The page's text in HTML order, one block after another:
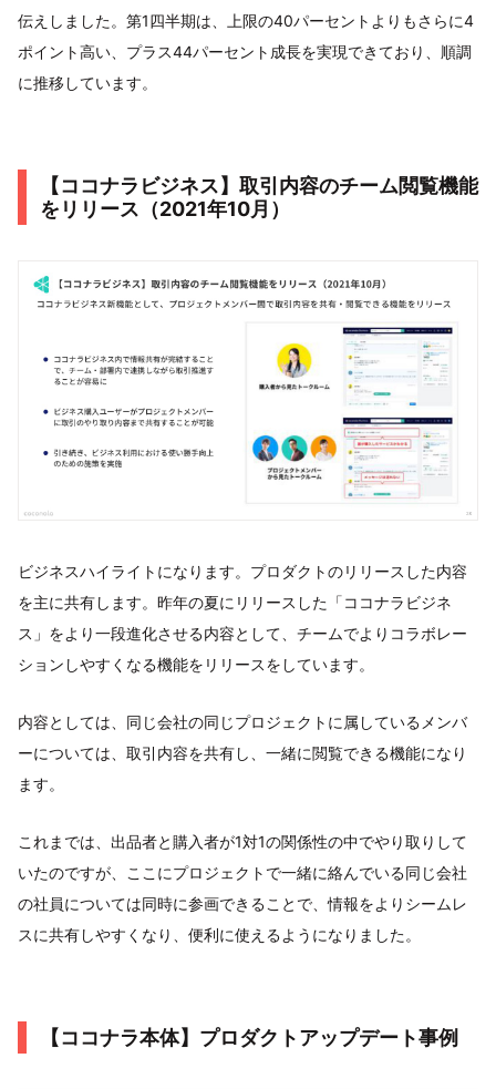
伝えしました。第1四半期は、上限の40パーセントよりもさらに4
ポイント高い、プラス44パーセント成長を実現できており、順調
に推移しています。
【ココナラビジネス】取引内容のチーム閲覧機能
をリリース（2021年10月）
ビジネスハイライトになります。プロダクトのリリースした内容
を主に共有します。昨年の夏にリリースした「ココナラビジネ
ス」をより一段進化させる内容として、チームでよりコラボレー
ションしやすくなる機能をリリースをしています。
内容としては、同じ会社の同じプロジェクトに属しているメンバ
ーについては、取引内容を共有し、一緒に閲覧できる機能になり
ます。
これまでは、出品者と購入者が1対1の関係性の中でやり取りして
いたのですが、ここにプロジェクトで一緒に絡んでいる同じ会社
の社員については同時に参画できることで、情報をよりシームレ
スに共有しやすくなり、便利に使えるようになりました。
【ココナラ本体】プロダクトアップデート事例